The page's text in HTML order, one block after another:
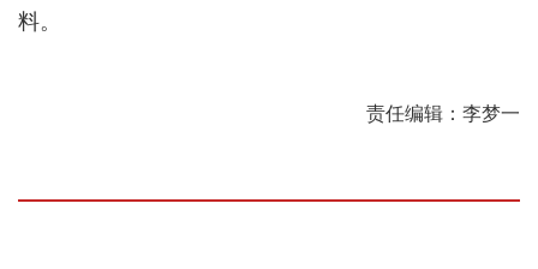
料。
责任编辑：李梦一